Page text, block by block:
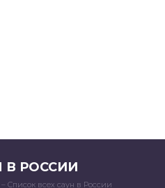
В РОССИИ
Список всех саун в России